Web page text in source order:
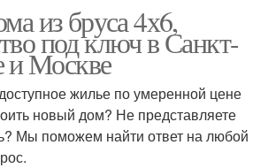
из бруса 4х6,
под ключ в Санкт-
и Москве
жилье по умеренной цене
новый дом? Не представляете
Мы поможем найти ответ на любой